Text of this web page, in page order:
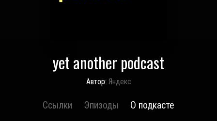
yet another podcast
Автор: Яндекс
Ссылки Эпизоды О подкасте